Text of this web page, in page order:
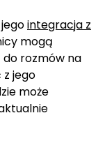
integracja z
mogą
rozmów na
jego
może